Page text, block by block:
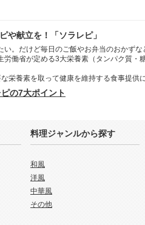
や献立を！「ソラレピ」
。だけど毎日のご飯やお弁当のおかず
働省が定める3大栄養素（タンパク質・
栄養素を取って健康を維持する食事提供
の7大ポイント
料理ジャンルから探す
和風
洋風
中華風
その他